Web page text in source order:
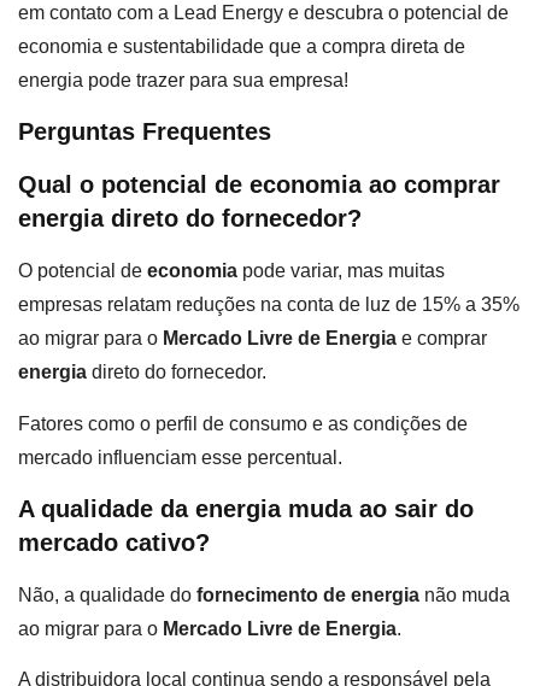
em contato com a Lead Energy e descubra o potencial de
economia e sustentabilidade que a compra direta de
energia pode trazer para sua empresa!
Perguntas Frequentes
Qual o potencial de economia ao comprar
energia direto do fornecedor?
O potencial de economia pode variar, mas muitas
empresas relatam reduções na conta de luz de 15% a 35%
ao migrar para o Mercado Livre de Energia e comprar
energia direto do fornecedor.
Fatores como o perfil de consumo e as condições de
mercado influenciam esse percentual.
A qualidade da energia muda ao sair do
mercado cativo?
Não, a qualidade do fornecimento de energia não muda
ao migrar para o Mercado Livre de Energia.
A distribuidora local continua sendo a responsável pela